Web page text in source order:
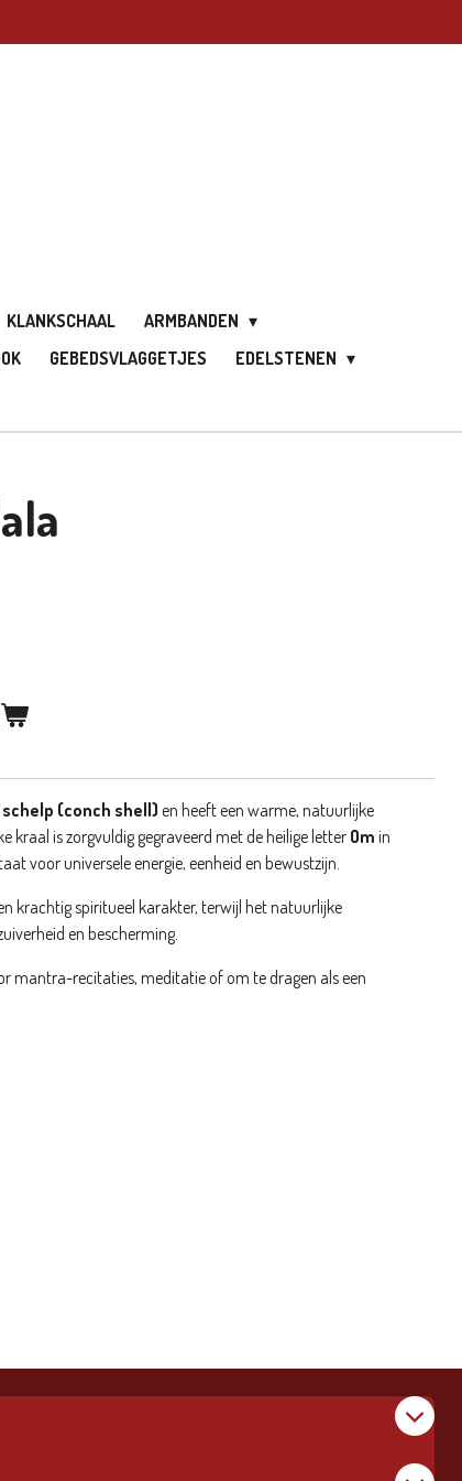
KLANKSCHAAL
ARMBANDEN
GEBEDSVLAGGETJES
EDELSTENEN
schelp (conch shell) en heeft een warme, natuurlijke
kraal is zorgvuldig gegraveerd met de heilige letter Om in
voor universele energie, eenheid en bewustzijn.
krachtig spiritueel karakter, terwijl het natuurlijke
en bescherming.
mantra-recitaties, meditatie of om te dragen als een